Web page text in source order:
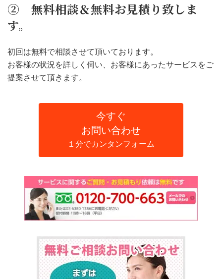
② 無料相談＆無料お見積り致しま
す。
初回は無料で相談させて頂いております。
お客様の状況を詳しく伺い、お客様にあったサービスをご
提案させて頂きます。
今すぐ
お問い合わせ
１分でカンタンフォーム